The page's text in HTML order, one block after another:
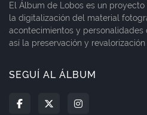
El Álbum de Lobos es un
la digitalización del material
acontecimientos y personalidades
así la preservación y revalorización
SEGUÍ AL ÁLBUM